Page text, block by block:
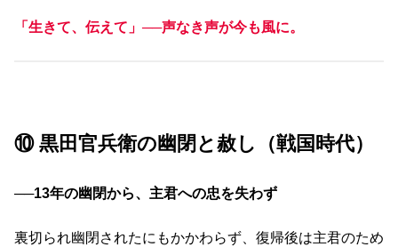
「生きて、伝えて」──声なき声が今も風に。
⑩ 黒田官兵衛の幽閉と赦し（戦国時代）
──13年の幽閉から、主君への忠を失わず
裏切られ幽閉されたにもかかわらず、復帰後は主君のため